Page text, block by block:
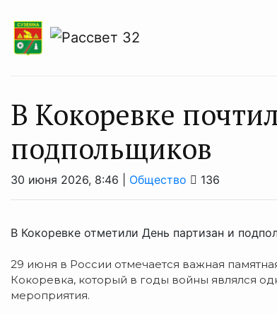
В Кокоревке
подпольщиков
30 июня 2026, 8:46 | Общество 136
В Кокоревке отметили День партизан и
29 июня в России отмечается важная
Кокоревка, который в годы войны являлся
мероприятия.